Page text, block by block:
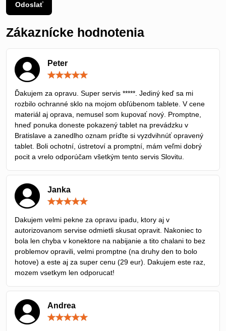
Odoslať
Zákaznícke hodnotenia
Peter
5
Ďakujem za opravu. Super servis *****. Jediný keď sa mi
rozbilo ochranné sklo na mojom obľúbenom tablete. V cene
materiál aj oprava, nemusel som kupovať nový. Promptne,
hneď ponuka doneste pokazený tablet na prevádzku v
Bratislave a zanedlho oznam príďte si vyzdvihnúť opravený
tablet. Boli ochotní, ústretoví a promptní, mám veľmi dobrý
pocit a vrelo odporúčam všetkým tento servis Slovitu.
Janka
5
Dakujem velmi pekne za opravu ipadu, ktory aj v
autorizovanom servise odmietli skusat opravit. Nakoniec to
bola len chyba v konektore na nabijanie a tito chalani to bez
problemov opravili, velmi promptne (na druhy den to bolo
hotove) a este aj za super cenu (29 eur). Dakujem este raz,
mozem vsetkym len odporucat!
Andrea